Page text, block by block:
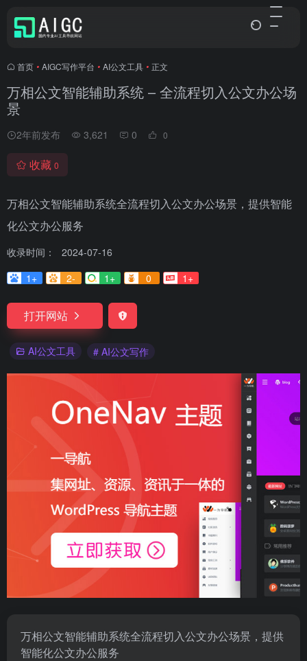
首页 • AIGC写作平台 • AI公文工具 • 正文
万相公文智能辅助系统 – 全流程切入公文办公场
景
2年前发布 3,621 0 0
收藏 0
万相公文智能辅助系统全流程切入公文办公场景，提供智能
化公文办公服务
收录时间：
2024-07-16
1+
2- 1+ 0 1+
打开网站
AI公文工具 # AI公文写作
万相公文智能辅助系统全流程切入公文办公场景，提供
智能化公文办公服务